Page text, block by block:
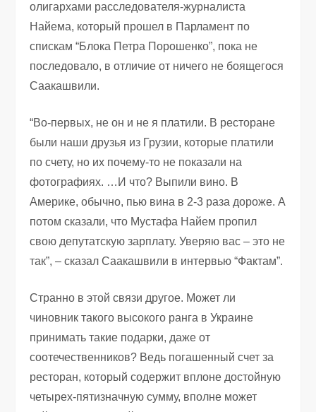
олигархами расследователя-журналиста
Найема, который прошел в Парламент по
спискам “Блока Петра Порошенко”, пока не
последовало, в отличие от ничего не боящегося
Саакашвили.
“Во-первых, не он и не я платили. В ресторане
были наши друзья из Грузии, которые платили
по счету, но их почему-то не показали на
фотографиях. …И что? Выпили вино. В
Америке, обычно, пью вина в 2-3 раза дороже. А
потом сказали, что Мустафа Найем пропил
свою депутатскую зарплату. Уверяю вас – это не
так”, – сказал Саакашвили в интервью “Фактам”.
Странно в этой связи другое. Может ли
чиновник такого высокого ранга в Украине
принимать такие подарки, даже от
соотечественников? Ведь погашенный счет за
ресторан, который содержит вплоне достойную
четырех-пятизначную сумму, вполне может